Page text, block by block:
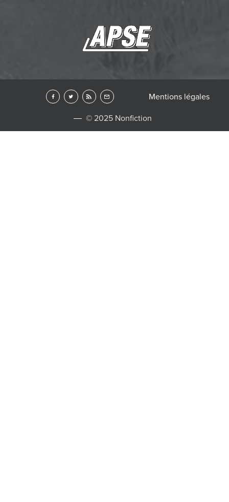
© 2025 Nonfiction
Mentions légales